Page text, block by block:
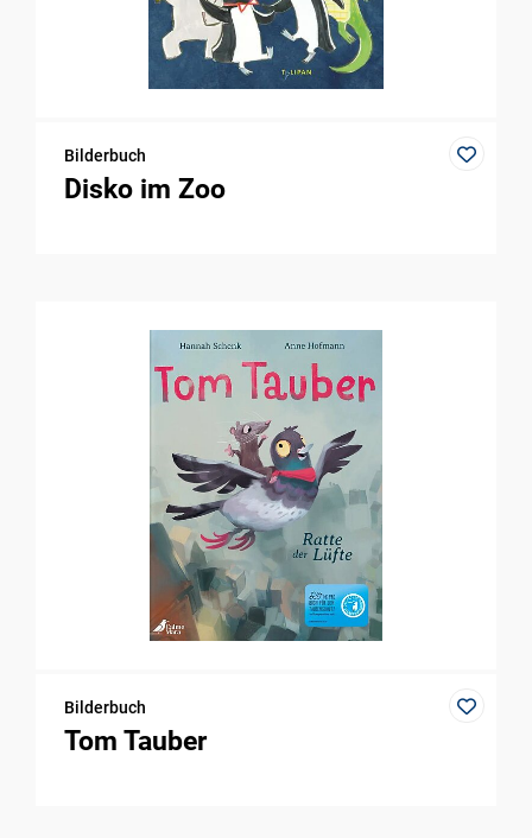
Bilderbuch
Disko im Zoo
Bilderbuch
Tom Tauber